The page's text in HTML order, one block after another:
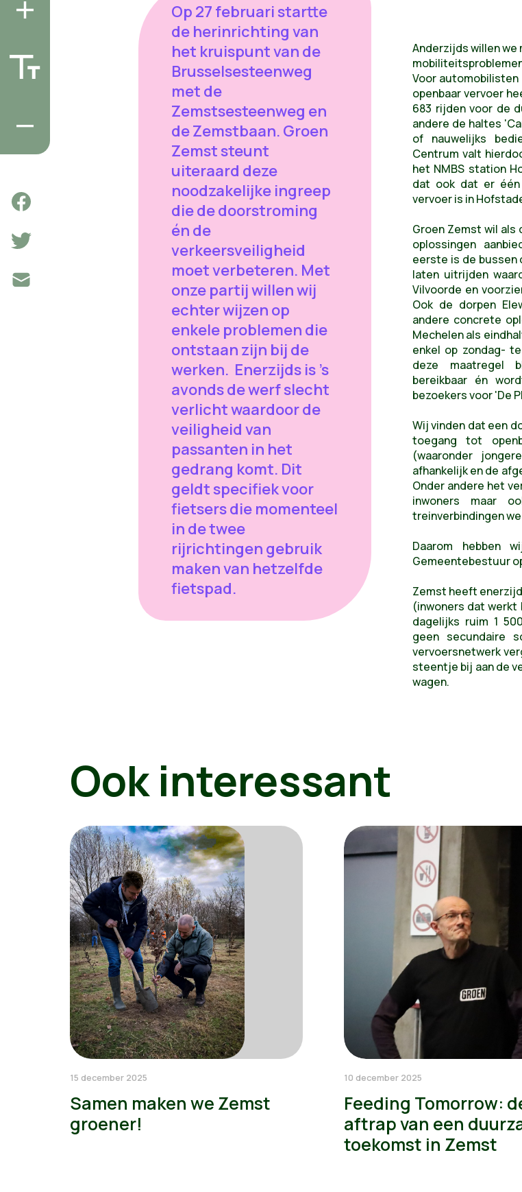
Op 27 februari startte
de herinrichting van
het kruispunt van de
Brusselsesteenweg
met de
Zemstsesteenweg en
de Zemstbaan. Groen
Zemst steunt
uiteraard deze
noodzakelijke ingreep
die de doorstroming
én de
verkeersveiligheid
moet verbeteren. Met
onze partij willen wij
echter wijzen op
enkele problemen die
ontstaan zijn bij de
werken. Enerzijds is 's
avonds de werf slecht
verlicht waardoor de
veiligheid van
passanten in het
gedrang komt. Dit
geldt specifiek voor
fietsers die momenteel
in de twee
rijrichtingen gebruik
maken van hetzelfde
fietspad.
Anderzijds willen
Voor
openbaar vervoer
683 rijden voor de
andere de haltes
of nauwelijks
Centrum valt
het NMBS station
dat ook dat er één
vervoer is in
Groen Zemst wil
oplossingen
eerste is de bussen
laten uitrijden
Vilvoorde en
Ook de dorpen
andere concrete
Mechelen als
enkel op zondag-
deze maatregel
bereikbaar én
bezoekers voor 'De
Wij vinden dat een
toegang tot
(waaronder
afhankelijk en de
Onder andere het
inwoners maar
treinverbindingen
Daarom hebben
Gemeentebestuur
Zemst heeft
(inwoners dat
dagelijks ruim 1
geen secundaire
vervoersnetwerk
steentje bij aan de
wagen.
Ook interessant
15 december 2025
Samen maken we Zemst
groener!
10 december 2025
Feeding Tomorrow:
aftrap van een
toekomst in Zemst